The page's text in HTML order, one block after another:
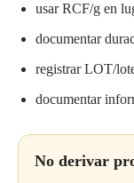
usar RCF/g en
documentar
registrar LOT/
documentar
No derivar